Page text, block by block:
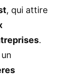
, qui attire
.